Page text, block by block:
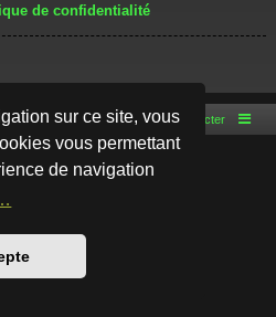
sur ce site, vous
vous permettant
de navigation
de confidentialité
Nous contacter
Forum Software © phpBB Limited
officielle